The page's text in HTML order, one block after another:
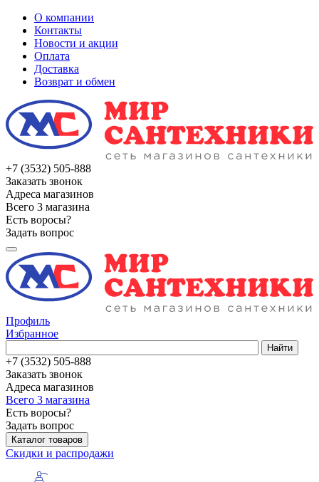
О компании
Контакты
Новости и акции
Оплата
Доставка
Возврат и обмен
+7 (3532) 505-888
Заказать звонок
Адреса магазинов
Всего 3 магазина
Есть воросы?
Задать вопрос
Профиль
Избранное
Найти
+7 (3532) 505-888
Заказать звонок
Адреса магазинов
Всего 3 магазина
Есть воросы?
Задать вопрос
Каталог товаров
Скидки и распродажи